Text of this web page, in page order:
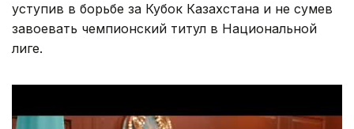
уступив в борьбе за Кубок Казахстана и не сумев
завоевать чемпионский титул в Национальной
лиге.